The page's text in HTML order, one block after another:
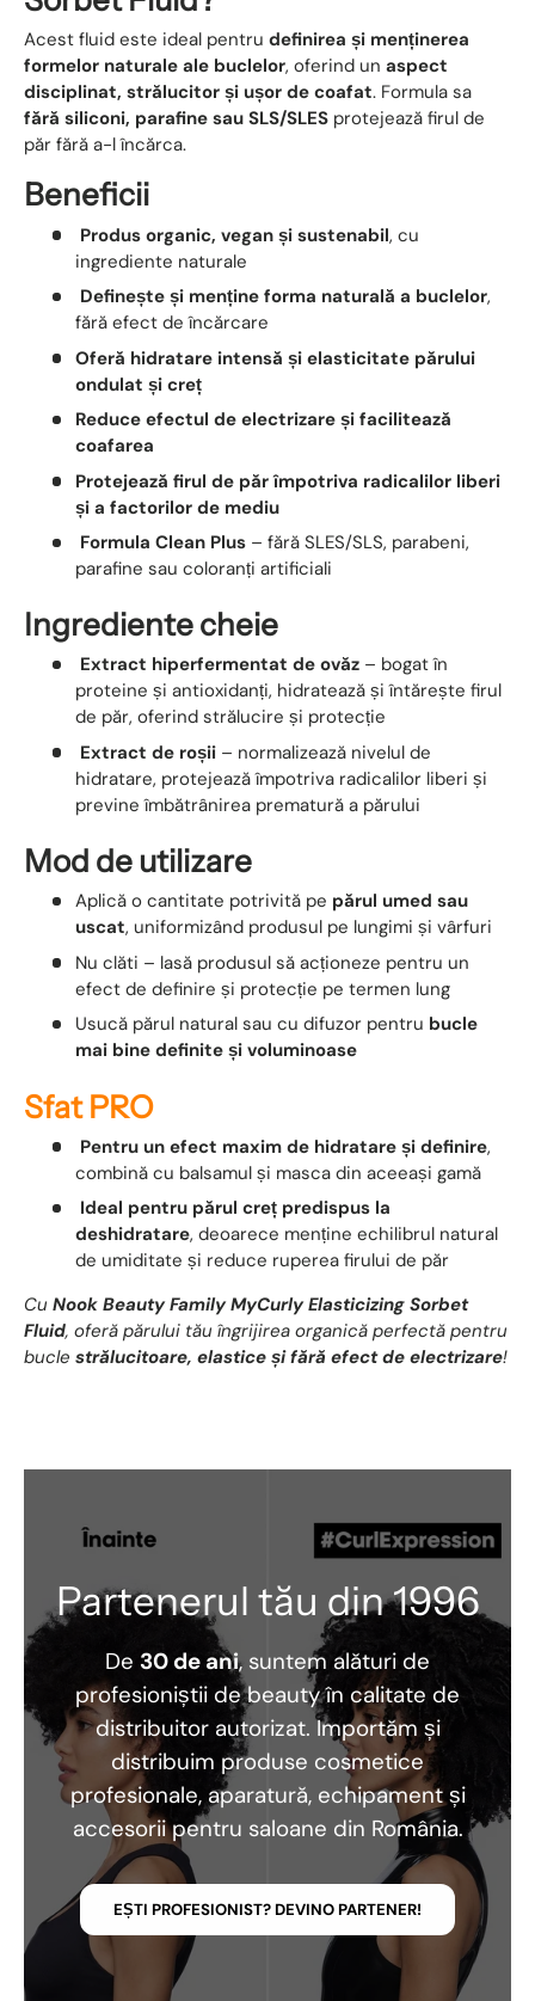
Acest fluid este ideal pentru definirea și menținerea
formelor naturale ale buclelor, oferind un aspect
disciplinat, strălucitor și ușor de coafat. Formula sa
fără siliconi, parafine sau SLS/SLES protejează firul de
păr fără a-l încărca.
Beneficii
Produs organic, vegan și sustenabil, cu
ingrediente naturale
Definește și menține forma naturală a buclelor,
fără efect de încărcare
Oferă hidratare intensă și elasticitate părului
ondulat și creț
Reduce efectul de electrizare și facilitează
coafarea
Protejează firul de păr împotriva radicalilor liberi
și a factorilor de mediu
Formula Clean Plus– fără SLES/SLS, parabeni,
parafine sau coloranți artificiali
Ingrediente cheie
Extract hiperfermentat de ovăz– bogat în
proteine și antioxidanți, hidratează și întărește firul
de păr, oferind strălucire și protecție
Extract de roșii– normalizează nivelul de
hidratare, protejează împotriva radicalilor liberi și
previne îmbătrânirea prematură a părului
Mod de utilizare
Aplică o cantitate potrivită pe părul umed sau
uscat, uniformizând produsul pe lungimi și vârfuri
Nu clăti – lasă produsul să acționeze pentru un
efect de definire și protecție pe termen lung
Usucă părul natural sau cu difuzor pentru bucle
mai bine definite și voluminoase
Sfat PRO
Pentru un efect maxim de hidratare și definire,
combină cu balsamul și masca din aceeași gamă
Ideal pentru părul creț predispus la
deshidratare, deoarece menține echilibrul natural
de umiditate și reduce ruperea firului de păr
Cu Nook Beauty Family MyCurly Elasticizing Sorbet
Fluid, oferă părului tău îngrijirea organică perfectă pentru
bucle strălucitoare, elastice și fără efect de electrizare!
Partenerul tău din 1996
De 30 de ani, suntem alături de
profesioniștii de beauty în calitate de
distribuitor autorizat. Importăm și
distribuim produse cosmetice
profesionale, aparatură, echipament și
accesorii pentru saloane din România.
EȘTI PROFESIONIST? DEVINO PARTENER!